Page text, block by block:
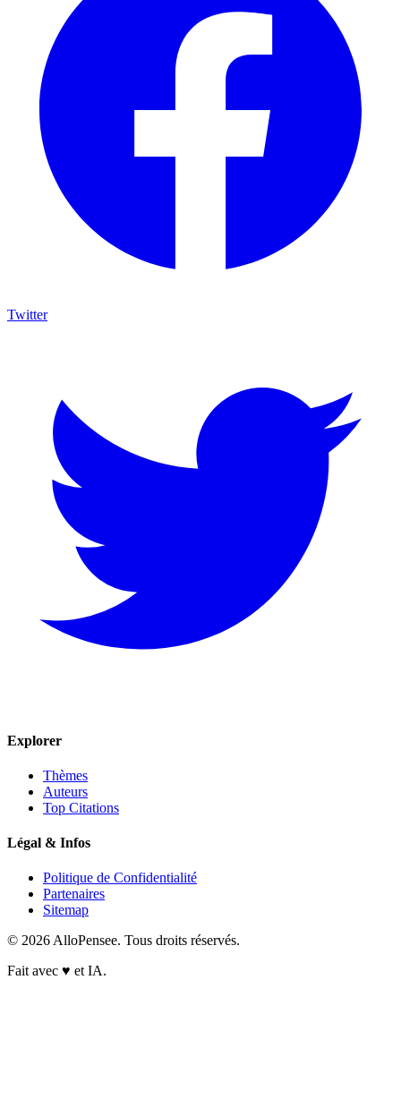
Twitter
Explorer
Thèmes
Auteurs
Top Citations
Légal & Infos
Politique de Confidentialité
Partenaires
Sitemap
© 2026 AlloPensee. Tous droits réservés.
Fait avec ♥ et IA.